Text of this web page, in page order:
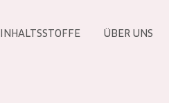
INHALTSSTOFFE ÜBER UNS